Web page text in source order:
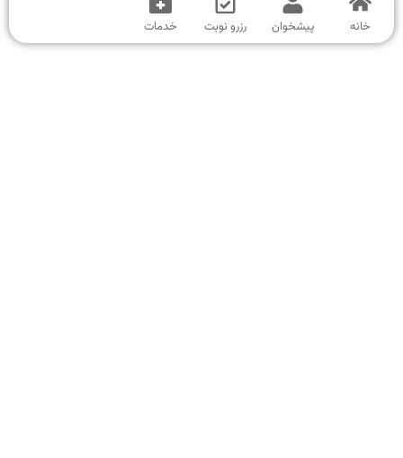
خانه پیشخوان رزرو نوبت خدمات